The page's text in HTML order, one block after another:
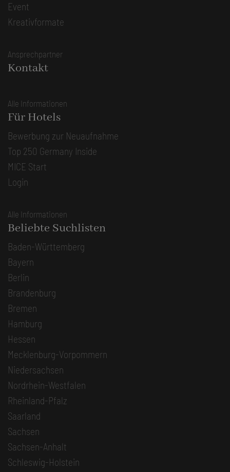
Event
Kreativformate
Ansprechpartner
Kontakt
Alle Informationen
Für Hotels
Bewerbung zur Neuaufnahme
Top 250 Germany Inside
MICE Start
Login
Alle Informationen
Beliebte Suchlisten
Baden-Württemberg
Bayern
Berlin
Brandenburg
Bremen
Hamburg
Hessen
Mecklenburg-Vorpommern
Niedersachsen
Nordrhein-Westfalen
Rheinland-Pfalz
Saarland
Sachsen
Sachsen-Anhalt
Schleswig-Holstein